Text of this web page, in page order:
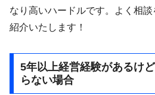
なり高いハードルです。よく相
紹介いたします！
5年以上経営経験があるけ
らない場合